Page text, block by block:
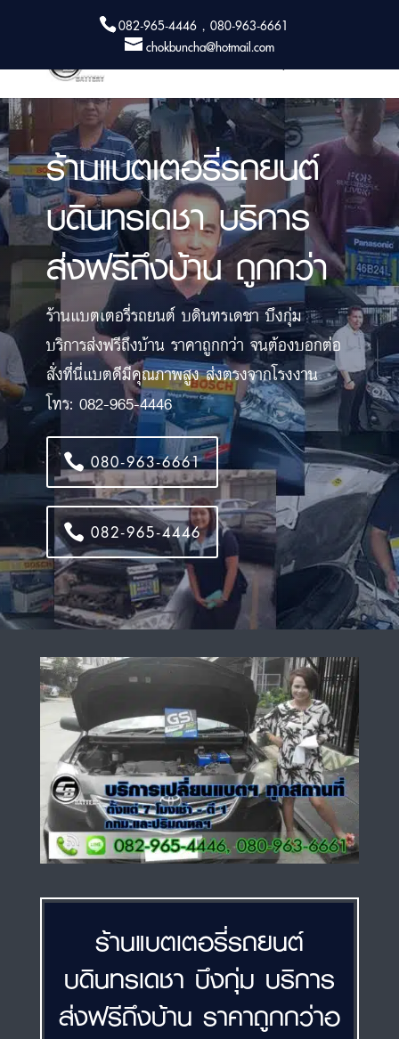
082-965-4446 , 080-963-6661
chokbuncha@hotmail.com
ร้านแบตเตอรี่รถยนต์
บดินทรเดชา บริการ
ส่งฟรีถึงบ้าน ถูกกว่า
ร้านแบตเตอรี่รถยนต์ บดินทรเดชา บึงกุ่ม
บริการส่งฟรีถึงบ้าน ราคาถูกกว่า จนต้องบอกต่อ
สั่งที่นี่แบตดีมีคุณภาพสูง ส่งตรงจากโรงงาน
โทร: 082-965-4446
080-963-6661
082-965-4446
ร้านแบตเตอรี่รถยนต์
บดินทรเดชา บึงกุ่ม บริการ
ส่งฟรีถึงบ้าน ราคาถูกกว่าอ